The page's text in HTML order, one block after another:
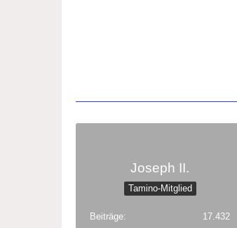
Joseph II.
Tamino-Mitglied
Beiträge 17.432